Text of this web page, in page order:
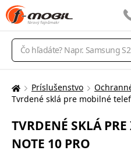
Vyhľadávanie
Tu
nachádzate:
Príslušenstvo
Tvrdené sklá pre mobilné
TVRDENÉ SKLÁ
NOTE 10 PRO